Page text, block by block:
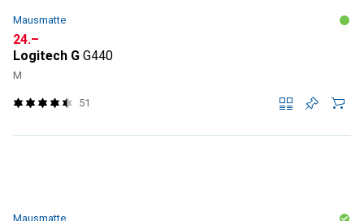
Mausmatte
CHF
24.–
Logitech G G440
M
51
Mausmatte